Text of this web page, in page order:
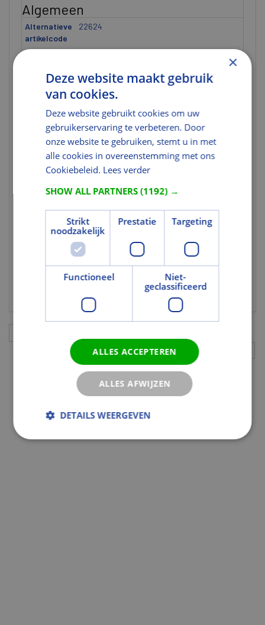
Algemeen
Alternatieve
artikelcode
22624
Gewicht (kg) 6
Kleur en Oppervlak
Zwart
Tekst
Uitgebreide
toelichting 1
Een van de meest geliefde pannen uit het
betonsegment. Die positie dankt de
Neroma Glazuron® aan zijn robuustheid en
mediterrane uiterlijk. Een huis krijgt door
een Neroma Glazuron® pannendak nu
eenmaal vanzelf een zuidelijk accent. Het
dakbeeld is door de dubbele golving
evenwichtig en strak. Overigens: ook op
het gebied van betrouwbaarheid scoort
deze betondakpan uitstekend.
×
Deze website maakt gebruik
van cookies.
Deze website gebruikt cookies om uw
gebruikerservaring te verbeteren. Door
onze website te gebruiken, stemt u in met
alle cookies in overeenstemming met ons
Cookiebeleid. Lees verder
SHOW ALL PARTNERS(1192) →
Strikt
noodzakelijk
Prestatie Targeting
Functioneel
Niet-
geclassificeerd
ALLES ACCEPTEREN
ALLES AFWIJZEN
DETAILS WEERGEVEN